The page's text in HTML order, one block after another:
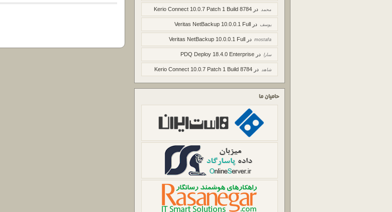
محمد در Kerio Connect 10.0.7 Patch 1 Build 8784
یوسف در Veritas NetBackup 10.0.0.1 Full
mostafa در Veritas NetBackup 10.0.0.1 Full
سارا در PDQ Deploy 18.4.0 Enterprise
شاهد در Kerio Connect 10.0.7 Patch 1 Build 8784
حامیان ما